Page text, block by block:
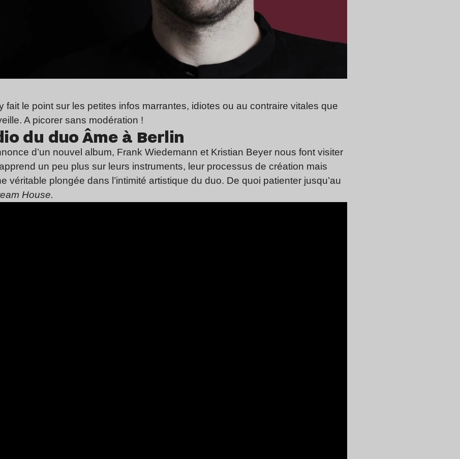
fait le point sur les petites infos marrantes, idiotes ou au contraire vitales que
A picorer sans modération !
du duo Âme à Berlin
d’un nouvel album, Frank Wiedemann et Kristian Beyer nous font visiter
un peu plus sur leurs instruments, leur processus de création mais
véritable plongée dans l’intimité artistique du duo. De quoi patienter jusqu’au
House.